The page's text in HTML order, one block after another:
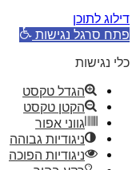
דילוג לתוכן
פתח סרגל נגישות
כלי נגישות
הגדל טקסט
הקטן טקסט
גווני אפור
ניגודיות גבוהה
ניגודיות הפוכה